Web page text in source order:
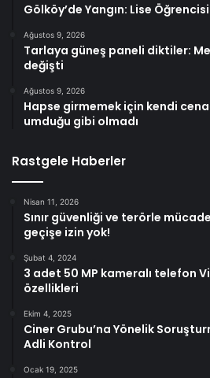
Gölköy’de Yangın: Lise
Ağustos 9, 2026
Tarlaya güneş paneli diktiler:
değişti
Ağustos 9, 2026
Hapse girmemek için kendi
umduğu gibi olmadı
Rastgele Haberler
Nisan 11, 2026
Sınır güvenliği ve terörle
geçişe izin yok!
Şubat 4, 2024
3 adet 50 MP kameralı telefon
özellikleri
Ekim 4, 2025
Ciner Grubu’na Yönelik
Adli Kontrol
Ocak 19, 2025